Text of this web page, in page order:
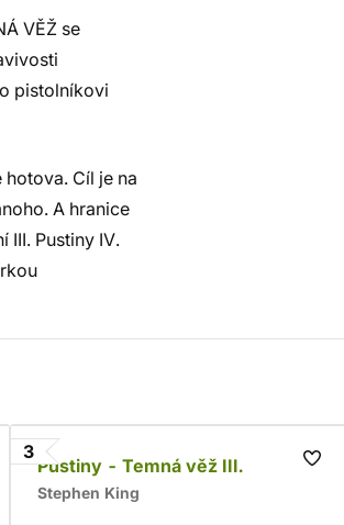
VĚŽ se
pistolníkovi
Cíl je na
A hranice
III. Pustiny IV.
3
Pustiny - Temná věž III.
Stephen King